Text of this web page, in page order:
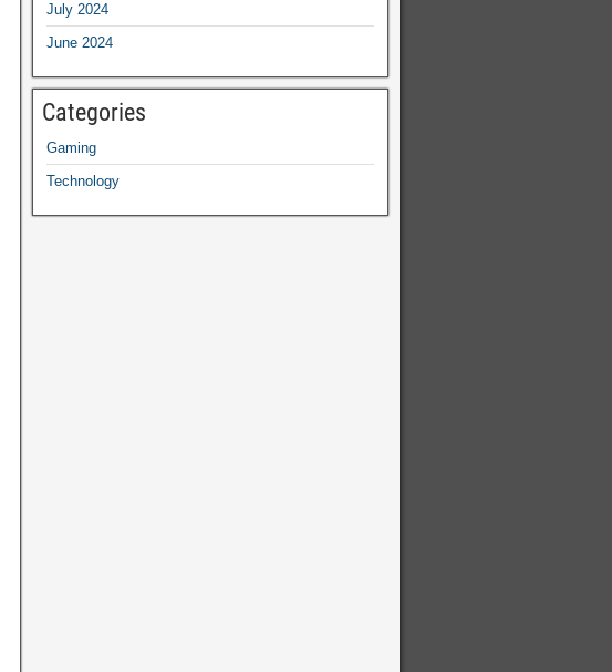
July 2024
June 2024
Categories
Gaming
Technology